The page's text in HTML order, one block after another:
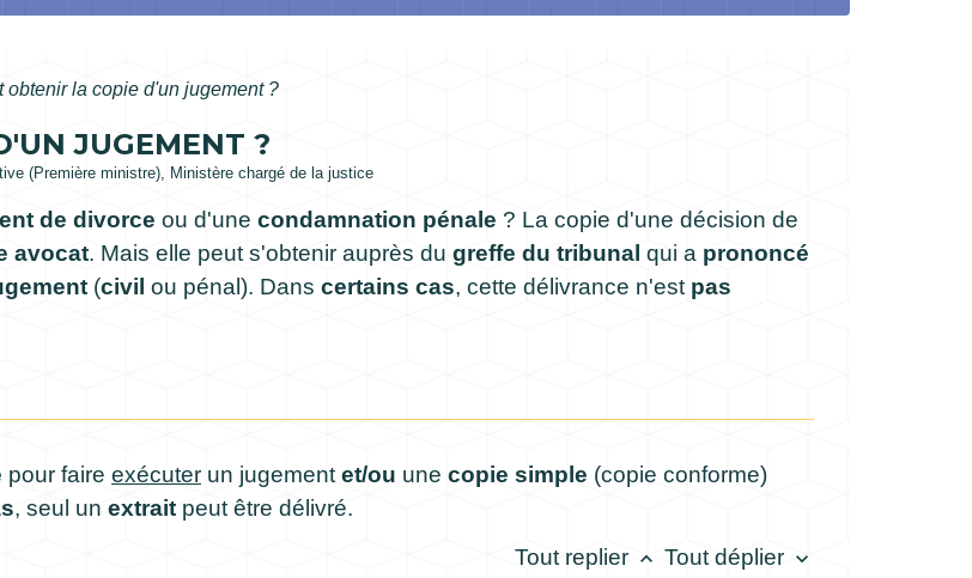
obtenir la copie d'un jugement ?
JUGEMENT ?
(Première ministre), Ministère chargé de la justice
de divorce ou d'une condamnation pénale ? La copie d'une décision de
avocat. Mais elle peut s'obtenir auprès du greffe du tribunal qui a prononcé
(civil ou pénal). Dans certains cas, cette délivrance n'est pas
pour faire exécuter un jugement et/ou une copie simple (copie conforme)
, seul un extrait peut être délivré.
Tout replier keyboard_arrow_up Tout déplier keyboard_arrow_down